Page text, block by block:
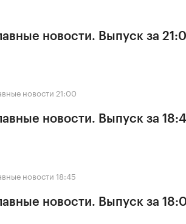
новости. Выпуск за
новости 21:00
новости. Выпуск за
новости 18:45
новости. Выпуск за